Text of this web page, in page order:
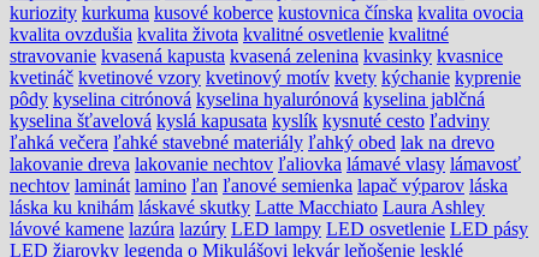
kuriozity kurkuma kusové koberce kustovnica čínska kvalita ovocia
kvalita ovzdušia kvalita života kvalitné osvetlenie kvalitné
stravovanie kvasená kapusta kvasená zelenina kvasinky kvasnice
kvetináč kvetinové vzory kvetinový motív kvety kýchanie kyprenie
pôdy kyselina citrónová kyselina hyalurónová kyselina jablčná
kyselina šťavelová kyslá kapusata kyslík kysnuté cesto ľadviny
ľahká večera ľahké stavebné materiály ľahký obed lak na drevo
lakovanie dreva lakovanie nechtov ľaliovka lámavé vlasy lámavosť
nechtov laminát lamino ľan ľanové semienka lapač výparov láska
láska ku knihám láskavé skutky Latte Macchiato Laura Ashley
lávové kamene lazúra lazúry LED lampy LED osvetlenie LED pásy
LED žiarovky legenda o Mikulášovi lekvár leňošenie lesklé